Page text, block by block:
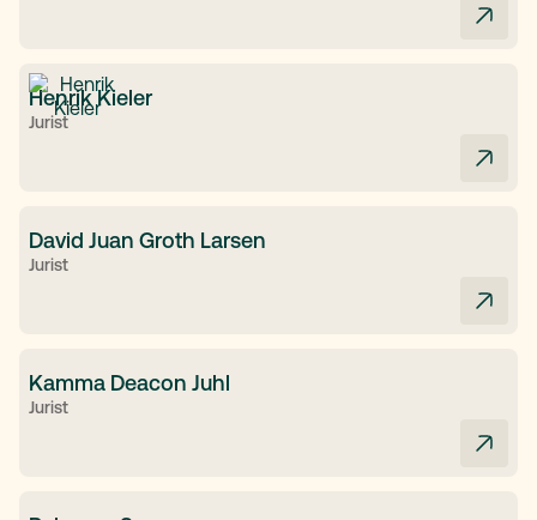
Henrik Kieler
Jurist
David Juan Groth Larsen
Jurist
Kamma Deacon Juhl
Jurist